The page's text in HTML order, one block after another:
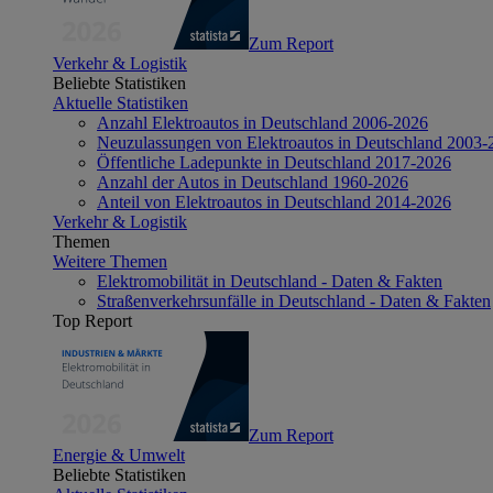
Zum Report
Verkehr & Logistik
Beliebte Statistiken
Aktuelle Statistiken
Anzahl Elektroautos in Deutschland 2006-2026
Neuzulassungen von Elektroautos in Deutschland 2003-
Öffentliche Ladepunkte in Deutschland 2017-2026
Anzahl der Autos in Deutschland 1960-2026
Anteil von Elektroautos in Deutschland 2014-2026
Verkehr & Logistik
Themen
Weitere Themen
Elektromobilität in Deutschland - Daten & Fakten
Straßenverkehrsunfälle in Deutschland - Daten & Fakten
Top Report
Zum Report
Energie & Umwelt
Beliebte Statistiken